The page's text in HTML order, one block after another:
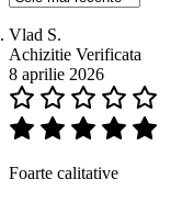
Vlad S.
Achizitie Verificata
8 aprilie 2026
Foarte calitative